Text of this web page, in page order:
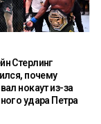
Стерлинг
почему
нокаут из-за
удара Петра